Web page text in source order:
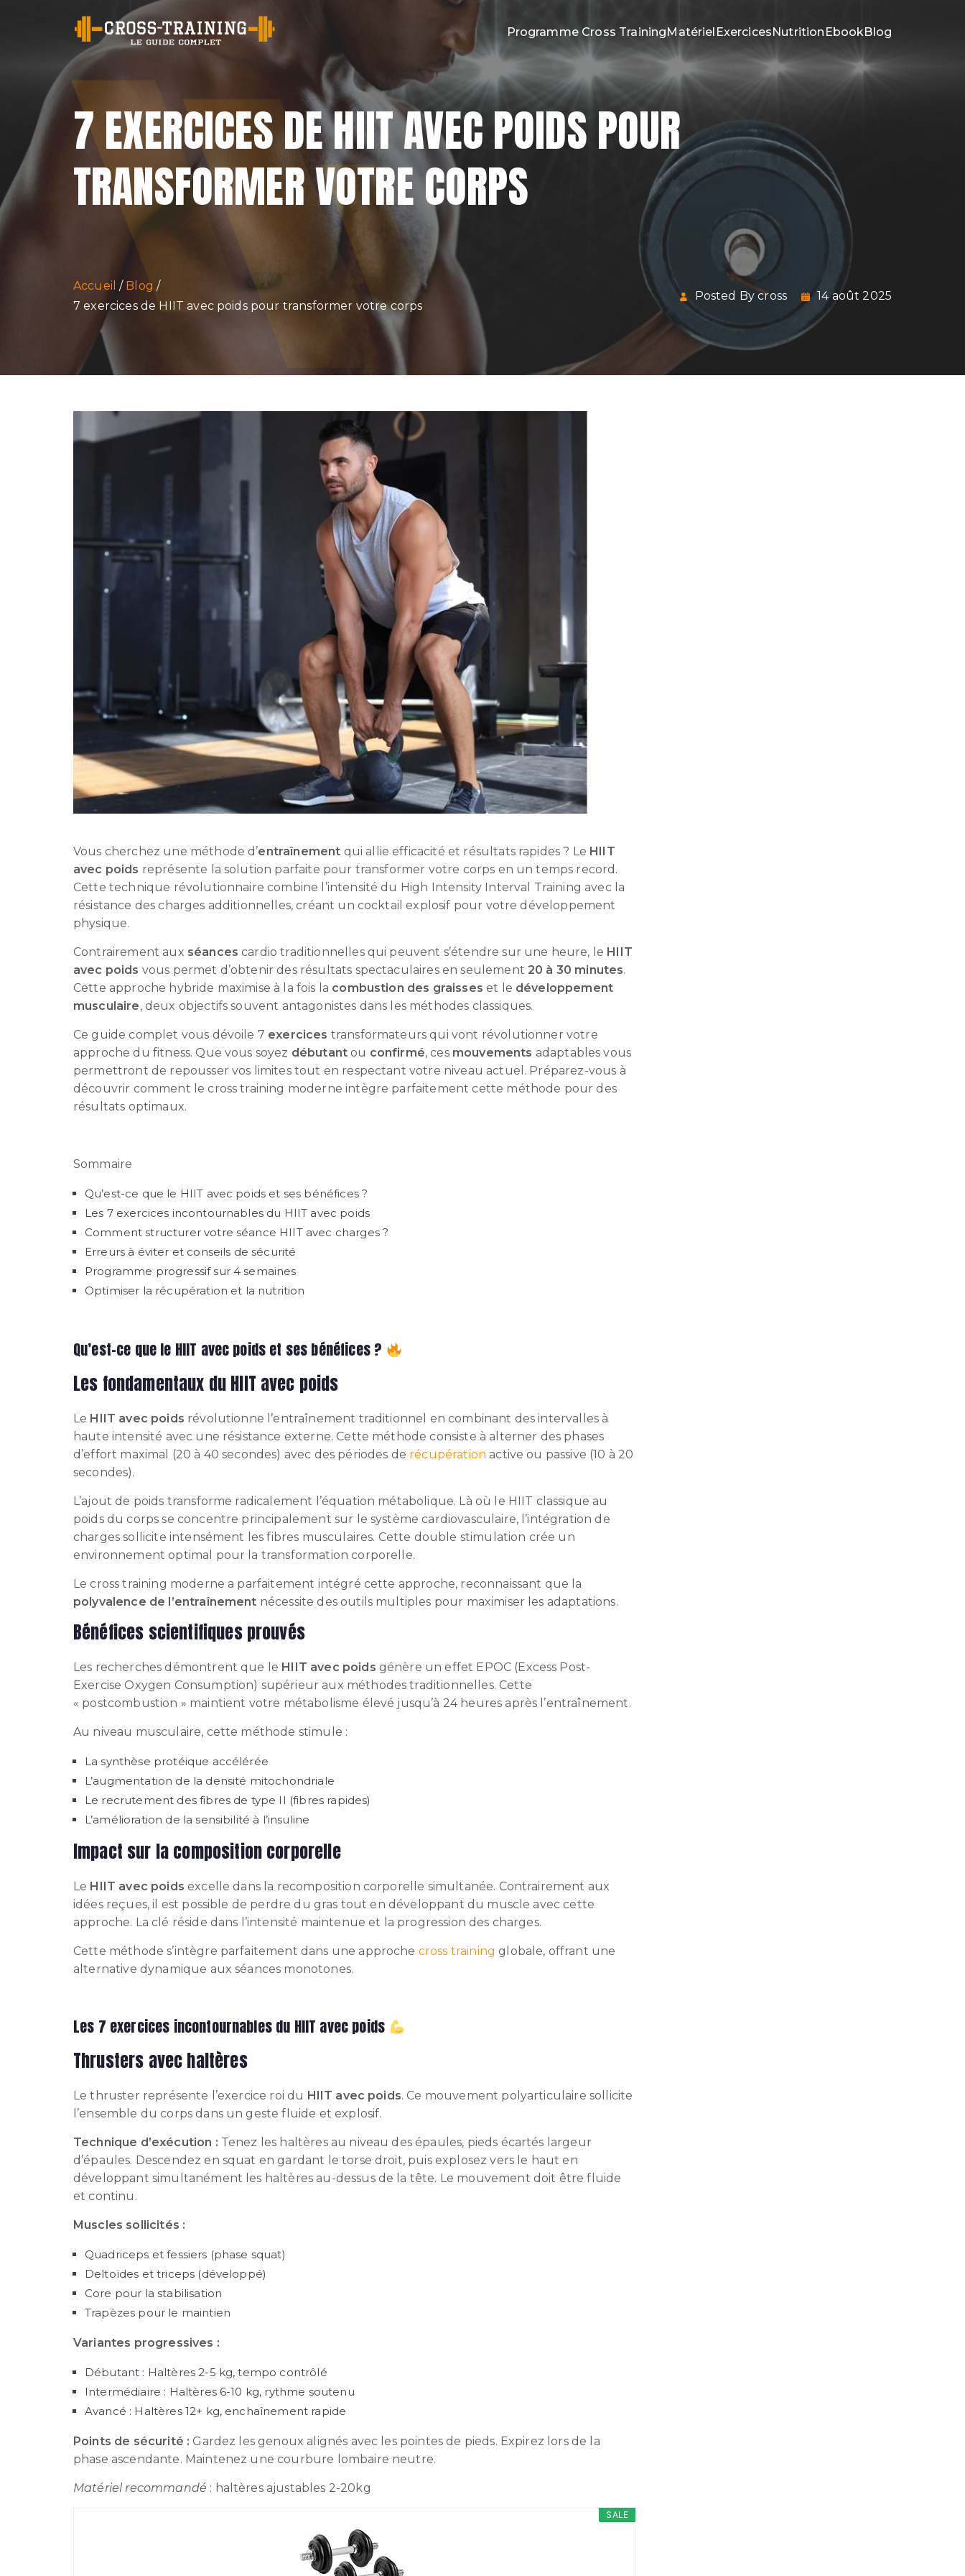
Cross Training
Programme Cross TrainingMatériel ExercicesNutrition EbookBlog
7 EXERCICES DE HIIT AVEC POIDS POUR
TRANSFORMER VOTRE CORPS
Accueil
Blog
7 exercices de HIIT avec poids pour transformer votre corps
Posted By cross 14 août 2025
Vous cherchez une méthode d’entraînement qui allie efficacité et résultats rapides ? Le HIIT
avec poids représente la solution parfaite pour transformer votre corps en un temps record.
Cette technique révolutionnaire combine l’intensité du High Intensity Interval Training avec la
résistance des charges additionnelles, créant un cocktail explosif pour votre développement
physique.
Contrairement aux séances cardio traditionnelles qui peuvent s’étendre sur une heure, le HIIT
avec poids vous permet d’obtenir des résultats spectaculaires en seulement20 à 30 minutes.
Cette approche hybride maximise à la fois la combustion des graisses et le développement
musculaire, deux objectifs souvent antagonistes dans les méthodes classiques.
Ce guide complet vous dévoile 7 exercices transformateurs qui vont révolutionner votre
approche du fitness. Que vous soyez débutant ou confirmé, ces mouvements adaptables vous
permettront de repousser vos limites tout en respectant votre niveau actuel. Préparez-vous à
découvrir comment le cross training moderne intègre parfaitement cette méthode pour des
résultats optimaux.
Sommaire
Qu’est-ce que le HIIT avec poids et ses bénéfices ?
Les 7 exercices incontournables du HIIT avec poids
Comment structurer votre séance HIIT avec charges ?
Erreurs à éviter et conseils de sécurité
Programme progressif sur 4 semaines
Optimiser la récupération et la nutrition
Qu’est-ce que le HIIT avec poids et ses bénéfices ?
Les fondamentaux du HIIT avec poids
Le HIIT avec poids révolutionne l’entraînement traditionnel en combinant des intervalles à
haute intensité avec une résistance externe. Cette méthode consiste à alterner des phases
d’effort maximal (20 à 40 secondes) avec des périodes de récupération active ou passive (10 à 20
secondes).
L’ajout de poids transforme radicalement l’équation métabolique. Là où le HIIT classique au
poids du corps se concentre principalement sur le système cardiovasculaire, l’intégration de
charges sollicite intensément les fibres musculaires. Cette double stimulation crée un
environnement optimal pour la transformation corporelle.
Le cross training moderne a parfaitement intégré cette approche, reconnaissant que la
polyvalence de l’entraînement nécessite des outils multiples pour maximiser les adaptations.
Bénéfices scientifiques prouvés
Les recherches démontrent que le HIIT avec poids génère un effet EPOC (Excess Post-
Exercise Oxygen Consumption) supérieur aux méthodes traditionnelles. Cette
« postcombustion » maintient votre métabolisme élevé jusqu’à 24 heures après l’entraînement.
Au niveau musculaire, cette méthode stimule :
La synthèse protéique accélérée
L’augmentation de la densité mitochondriale
Le recrutement des fibres de type II (fibres rapides)
L’amélioration de la sensibilité à l’insuline
Impact sur la composition corporelle
Le HIIT avec poids excelle dans la recomposition corporelle simultanée. Contrairement aux
idées reçues, il est possible de perdre du gras tout en développant du muscle avec cette
approche. La clé réside dans l’intensité maintenue et la progression des charges.
Cette méthode s’intègre parfaitement dans une approche cross training globale, offrant une
alternative dynamique aux séances monotones.
Les 7 exercices incontournables du HIIT avec poids
Thrusters avec haltères
Le thruster représente l’exercice roi du HIIT avec poids. Ce mouvement polyarticulaire sollicite
l’ensemble du corps dans un geste fluide et explosif.
Technique d’exécution : Tenez les haltères au niveau des épaules, pieds écartés largeur
d’épaules. Descendez en squat en gardant le torse droit, puis explosez vers le haut en
développant simultanément les haltères au-dessus de la tête. Le mouvement doit être fluide
et continu.
Muscles sollicités :
Quadriceps et fessiers (phase squat)
Deltoïdes et triceps (développé)
Core pour la stabilisation
Trapèzes pour le maintien
Variantes progressives :
Débutant : Haltères 2-5 kg, tempo contrôlé
Intermédiaire : Haltères 6-10 kg, rythme soutenu
Avancé : Haltères 12+ kg, enchaînement rapide
Points de sécurité : Gardez les genoux alignés avec les pointes de pieds. Expirez lors de la
phase ascendante. Maintenez une courbure lombaire neutre.
Matériel recommandé : haltères ajustables 2-20kg
SALE